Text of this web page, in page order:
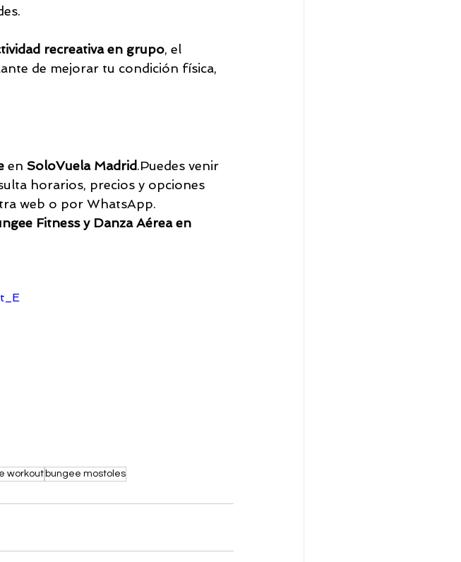
recreativa en grupo, el
de mejorar tu condición física,
en SoloVuela Madrid.Puedes venir
horarios, precios y opciones
web o por WhatsApp.
Fitness y Danza Aérea en
workout bungee mostoles